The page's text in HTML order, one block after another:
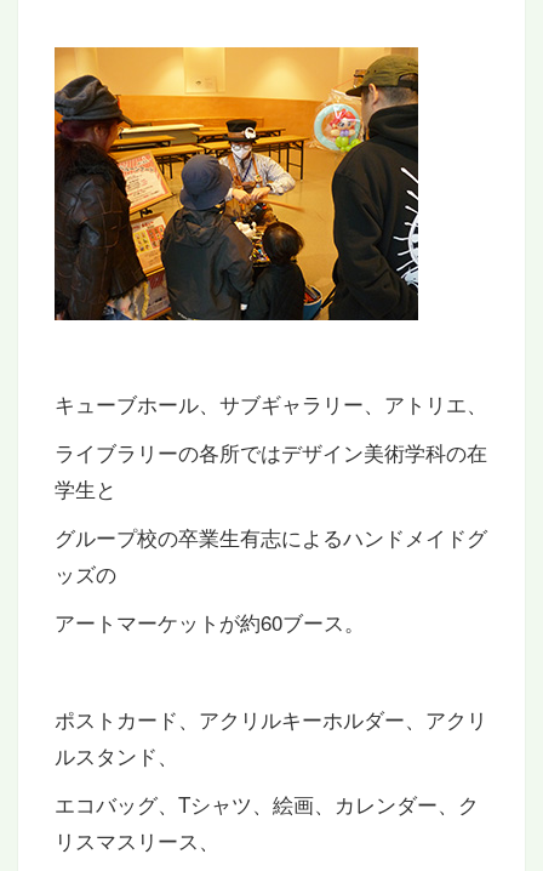
キューブホール、サブギャラリー、アトリエ、
ライブラリーの各所ではデザイン美術学科の在
学生と
グループ校の卒業生有志によるハンドメイドグ
ッズの
アートマーケットが約60ブース。
ポストカード、アクリルキーホルダー、アクリ
ルスタンド、
エコバッグ、Tシャツ、絵画、カレンダー、ク
リスマスリース、